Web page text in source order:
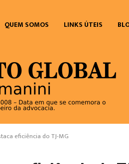
QUEM SOMOS LINKS ÚTEIS
eficiência do TJ-MG